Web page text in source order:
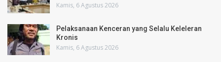
Kamis, 6 Agustus 2026
Pelaksanaan Kenceran yang Selalu Keleleran
Kronis
Kamis, 6 Agustus 2026